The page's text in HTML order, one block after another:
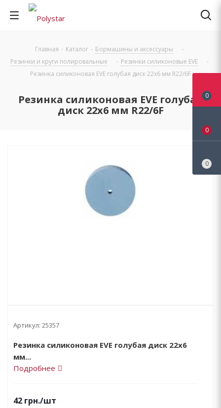
Главная - Каталог - Бормашины и аксессуары
-
Резинки и круги полировальные
- Резинки силиконовые EVE
-
Резинка силиконовая EVE голубая диск 22х6 мм R22/6F
Резинка силиконовая EVE голубая
диск 22х6 мм R22/6F
Артикул: 25357
Резинка силиконовая EVE голубая диск 22х6
мм...
Подробнее
42 грн./шт
0
0
0